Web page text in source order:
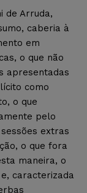
de Arruda,
caberia à
em
o que não
apresentadas
como
o que
pelo
extras
o que fora
maneira, o
caracterizada